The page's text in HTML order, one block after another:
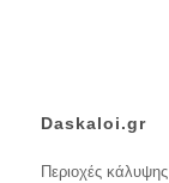
Daskaloi.gr
Περιοχές κάλυψης